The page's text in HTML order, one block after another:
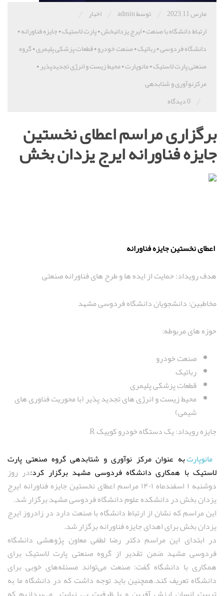
مارس 11, 2023 توسط admin اخبار
ارتباط دانشگاه با صنعت•ایرج یزدانبخش•پارت لاستیک•جایزه فناورانه•
دانشگاه فردوسی•رباتیک•صنعت خودرو•قطعات پزشکی پلیمری•گروه
صنعتی پارت لاستیک•مانوپارت•محیط زیست و انرژی تجدیدپذیر•
مرکزنوآوری و شتابدهی
0 دیدگاه
برگزاری مراسم اعطای نخستین
جایزه فناورانه ایرج یزدان بخش
اعطای نخستین جایزه فناورانه
هدف رویداد: حمایت از ایده ها و طرح های فناورانه صنعتی
مخاطبین: دانشجویان دانشگاه فردوسی مشهد
حوزه های مربوطه:
صنعت خودرو
رباتیک
قطعات پزشکی پلیمری
محیط زیست و انرژی های تجدید پذیر (با محوریت فناوری های
شیمی)
جایزه رویداد: یک دستگاه خودرو کوییک R
مانوپارتبه عنوان مرکز نوآوری و شتابدهی گروه صنعتی پارت
لاستیک با همکاری دانشگاه فردوسی مشهد برگزار کرد:در روز
دوشنبه ۱ اسفندماه ۱۴۰۱ مراسم اعطای نخستین جایزه فناورانه ایرج
یزدان بخش در دانشکده علوم دانشگاه فردوسی مشهد برگزار شد.
این مراسم که نشان از ارتباط دانشگاه با صنعت دارد در زادروز ایرج
یزدان بخش برای اهدای جایزه فناورانه برگزار شد.
در ابتدای این مراسم دکتر رضا لطفی معاون پژوهشی دانشگاه
فردوسی مشهد ضمن تقدیر از گروه صنعتی پارت لاستیک برای
همکاری با دانشگاه گفت: صنعت می‌تواند مسئله‌های خوبی برای
دانشگاه تعریف کند.همچنین باید توجه داشت که در دانشگاه ما به